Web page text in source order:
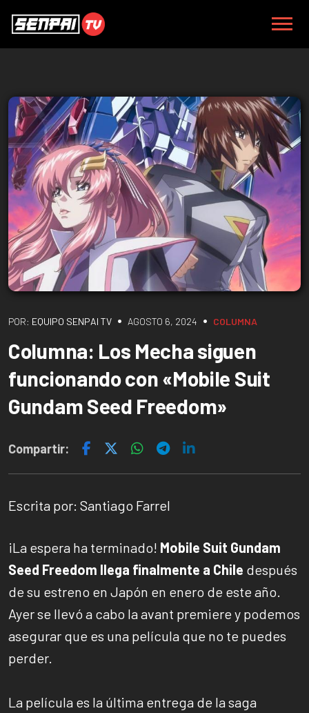
POR: EQUIPO SENPAI TV • AGOSTO 6, 2024 • COLUMNA
Columna: Los Mecha siguen
funcionando con «Mobile Suit
Gundam Seed Freedom»
Compartir:
Escrita por: Santiago Farrel
¡La espera ha terminado! Mobile Suit Gundam
Seed Freedom llega finalmente a Chile después
de su estreno en Japón en enero de este año.
Ayer se llevó a cabo la avant premiere y podemos
asegurar que es una película que no te puedes
perder.
La película es la última entrega de la saga